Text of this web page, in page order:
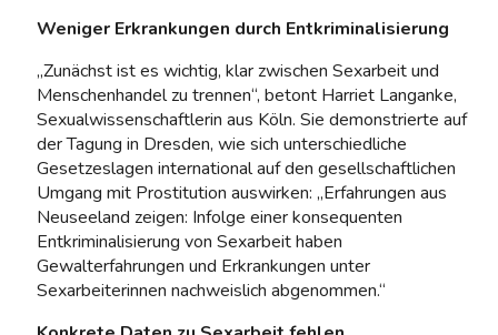
Weniger Erkrankungen durch Entkriminalisierung
„Zunächst ist es wichtig, klar zwischen Sexarbeit und
Menschenhandel zu trennen“, betont Harriet Langanke,
Sexualwissenschaftlerin aus Köln. Sie demonstrierte auf
der Tagung in Dresden, wie sich unterschiedliche
Gesetzeslagen international auf den gesellschaftlichen
Umgang mit Prostitution auswirken: „Erfahrungen aus
Neuseeland zeigen: Infolge einer konsequenten
Entkriminalisierung von Sexarbeit haben
Gewalterfahrungen und Erkrankungen unter
Sexarbeiterinnen nachweislich abgenommen.“